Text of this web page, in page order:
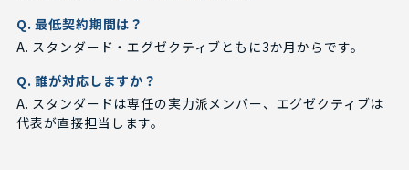
Q. 最低契約期間は？
A. スタンダード・エグゼクティブともに3か月からです。
Q. 誰が対応しますか？
A. スタンダードは専任の実力派メンバー、エグゼクティブは
代表が直接担当します。